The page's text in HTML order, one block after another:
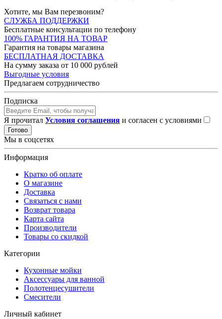
Хотите, мы Вам перезвоним?
СЛУЖБА ПОДДЕРЖКИ
Бесплатные консультации по телефону
100% ГАРАНТИЯ НА ТОВАР
Гарантия на товары магазина
БЕСПЛАТНАЯ ДОСТАВКА
На сумму заказа от 10 000 рублей
Выгодные условия
Предлагаем сотрудничество
Подписка
Я прочитал Условия соглашения и согласен с условиями
Готово
Мы в соцсетях
Информация
Кратко об оплате
О магазине
Доставка
Связаться с нами
Возврат товара
Карта сайта
Производители
Товары со скидкой
Категории
Кухонные мойки
Аксессуары для ванной
Полотенцесушители
Смесители
Личный кабинет